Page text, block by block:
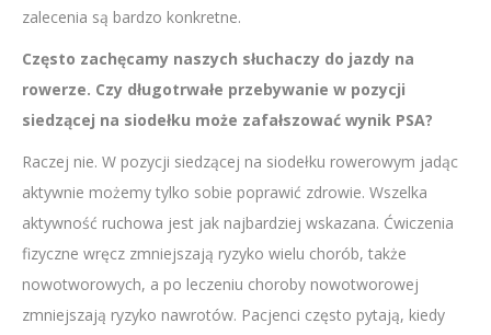
zalecenia są bardzo konkretne.
Często zachęcamy naszych słuchaczy do jazdy na
rowerze. Czy długotrwałe przebywanie w pozycji
siedzącej na siodełku może zafałszować wynik PSA?
Raczej nie. W pozycji siedzącej na siodełku rowerowym jadąc
aktywnie możemy tylko sobie poprawić zdrowie. Wszelka
aktywność ruchowa jest jak najbardziej wskazana. Ćwiczenia
fizyczne wręcz zmniejszają ryzyko wielu chorób, także
nowotworowych, a po leczeniu choroby nowotworowej
zmniejszają ryzyko nawrotów. Pacjenci często pytają, kiedy